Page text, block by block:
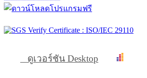
ดูเวอร์ชัน Desktop